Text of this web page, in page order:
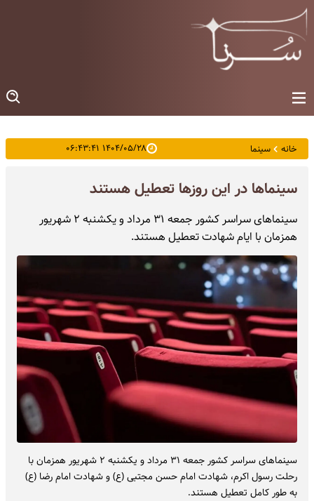
خانه سینما ۱۴۰۴/۰۵/۲۸ ۰۶:۴۳:۴۱
سینماها در این روزها تعطیل هستند
سینماهای سراسر کشور جمعه ۳۱ مرداد و یکشنبه ۲ شهریور
همزمان با ایام شهادت تعطیل هستند.
سینماهای سراسر کشور جمعه ۳۱ مرداد و یکشنبه ۲ شهریور همزمان با
رحلت رسول اکرم، شهادت امام حسن مجتبی (ع) و شهادت امام رضا (ع)
به طور کامل تعطیل هستند.